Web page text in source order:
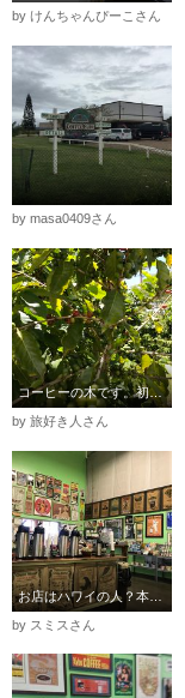
by けんちゃんぴーこさん
by masa0409さん
コーヒーの木です。初めて見ました。
by 旅好き人さん
by スミスさん